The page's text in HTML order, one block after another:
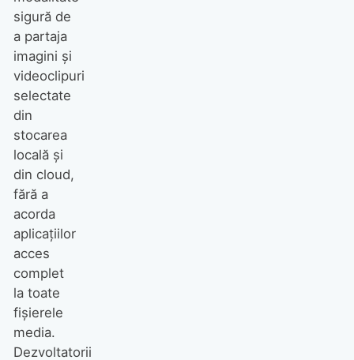
sigură de
a partaja
imagini și
videoclipuri
selectate
din
stocarea
locală și
din cloud,
fără a
acorda
aplicațiilor
acces
complet
la toate
fișierele
media.
Dezvoltatorii